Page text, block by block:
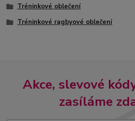
Tréninkové oblečení
Tréninkové ragbyové oblečení
Akce, slevové
zasíláme